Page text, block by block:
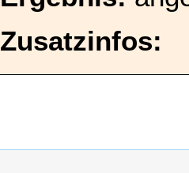
Zusatzinfos: